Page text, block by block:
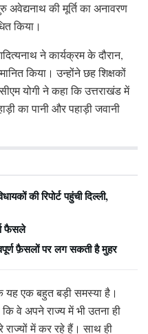
की मूर्ति का अनावरण
किया।
ने कार्यक्रम के दौरान,
किया। उन्होंने छह शिक्षकों
योगी ने कहा कि उत्तराखंड में
का पानी और पहाड़ी जवानी
की रिपोर्ट पहुंची दिल्ली,
फैसले
फ़ैसलों पर लग सकती है मुहर
यह एक बहुत बड़ी समस्या है।
वे अपने राज्य में भी उतना ही
में कर रहे हैं। साथ ही